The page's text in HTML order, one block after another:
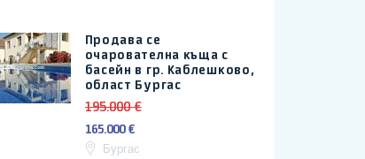
Продава се
очарователна къща с
басейн в гр. Каблешково,
област Бургас
195.000 €
165.000 €
Бургас